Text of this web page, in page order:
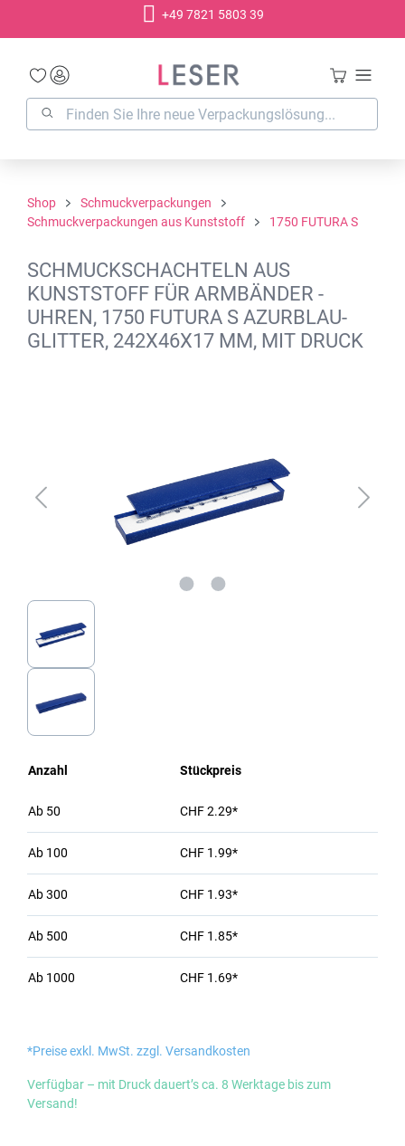
+49 7821 5803 39
Shop
Schmuckverpackungen
Schmuckverpackungen aus Kunststoff
1750 FUTURA S
SCHMUCKSCHACHTELN AUS
KUNSTSTOFF FÜR ARMBÄNDER -
UHREN, 1750 FUTURA S AZURBLAU-
GLITTER, 242X46X17 MM, MIT DRUCK
Anzahl Stückpreis
Ab 50 CHF 2.29*
Ab 100 CHF 1.99*
Ab300 CHF 1.93*
Ab 500 CHF 1.85*
Ab 1000 CHF 1.69*
*Preise exkl. MwSt. zzgl. Versandkosten
Verfügbar – mit Druck dauert’s ca. 8 Werktage bis zum
Versand!